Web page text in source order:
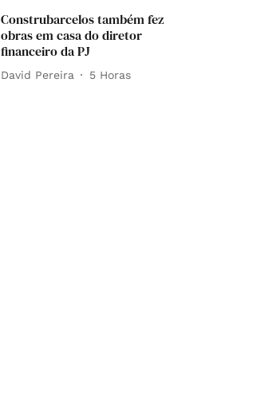
Construbarcelos também fez
obras em casa do diretor
financeiro da PJ
David Pereira 5 Horas